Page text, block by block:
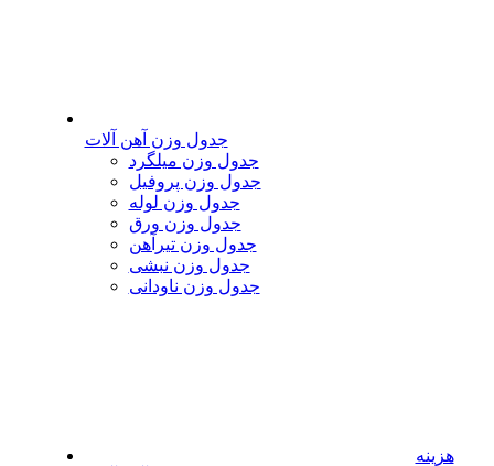
جدول وزن آهن آلات
جدول وزن میلگرد
جدول وزن پروفیل
جدول وزن لوله
جدول وزن ورق
جدول وزن تیرآهن
جدول وزن نبشی
جدول وزن ناودانی
هزینه